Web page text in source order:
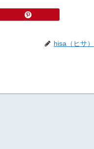
hisa（ヒサ）